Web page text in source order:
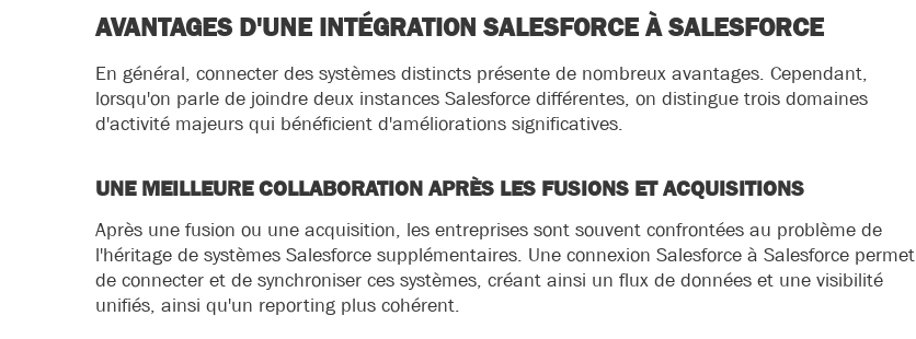
AVANTAGES D'UNE INTÉGRATION SALESFORCE À SALESFORCE
En général, connecter des systèmes distincts présente de nombreux avantages. Cependant,
lorsqu'on parle de joindre deux instances Salesforce différentes, on distingue trois domaines
d'activité majeurs qui bénéficient d'améliorations significatives.
UNE MEILLEURE COLLABORATION APRÈS LES FUSIONS ET ACQUISITIONS
Après une fusion ou une acquisition, les entreprises sont souvent confrontées au problème de
l'héritage de systèmes Salesforce supplémentaires. Une connexion Salesforce à Salesforce permet
de connecter et de synchroniser ces systèmes, créant ainsi un flux de données et une visibilité
unifiés, ainsi qu'un reporting plus cohérent.